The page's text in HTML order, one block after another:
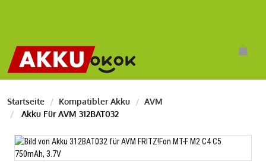
Startseite Kompatibler Akku
AVM
Akku Für AVM 312BAT032